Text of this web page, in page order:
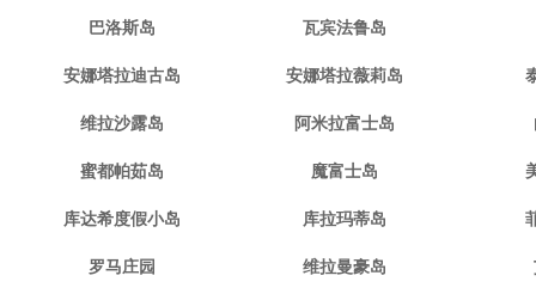
巴洛斯岛 瓦宾法鲁岛
安娜塔拉迪古岛 安娜塔拉薇莉岛
维拉沙露岛 阿米拉富士岛
蜜都帕茹岛 魔富士岛
库达希度假小岛 库拉玛蒂岛
罗马庄园 维拉曼豪岛